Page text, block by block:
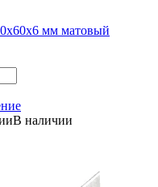
мм матовый
В наличии